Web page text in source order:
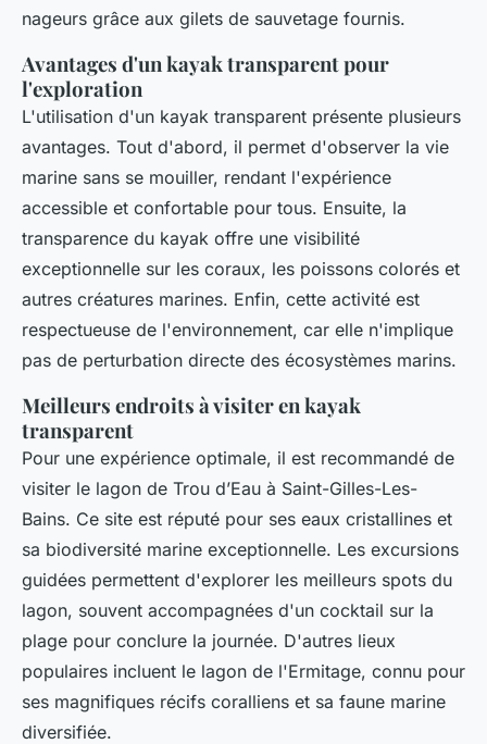
nageurs grâce aux gilets de sauvetage fournis.
Avantages d'un kayak transparent pour
l'exploration
L'utilisation d'un kayak transparent présente plusieurs
avantages. Tout d'abord, il permet d'observer la vie
marine sans se mouiller, rendant l'expérience
accessible et confortable pour tous. Ensuite, la
transparence du kayak offre une visibilité
exceptionnelle sur les coraux, les poissons colorés et
autres créatures marines. Enfin, cette activité est
respectueuse de l'environnement, car elle n'implique
pas de perturbation directe des écosystèmes marins.
Meilleurs endroits à visiter en kayak
transparent
Pour une expérience optimale, il est recommandé de
visiter le lagon de Trou d’Eau à Saint-Gilles-Les-
Bains. Ce site est réputé pour ses eaux cristallines et
sa biodiversité marine exceptionnelle. Les excursions
guidées permettent d'explorer les meilleurs spots du
lagon, souvent accompagnées d'un cocktail sur la
plage pour conclure la journée. D'autres lieux
populaires incluent le lagon de l'Ermitage, connu pour
ses magnifiques récifs coralliens et sa faune marine
diversifiée.